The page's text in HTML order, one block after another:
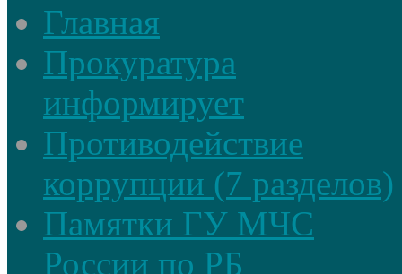
Главная
Прокуратура
информирует
Противодействие
коррупции (7 разделов)
Памятки ГУ МЧС
России по РБ